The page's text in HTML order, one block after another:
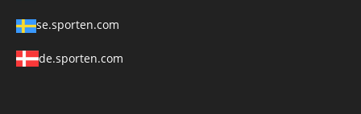
se.sporten.com
de.sporten.com